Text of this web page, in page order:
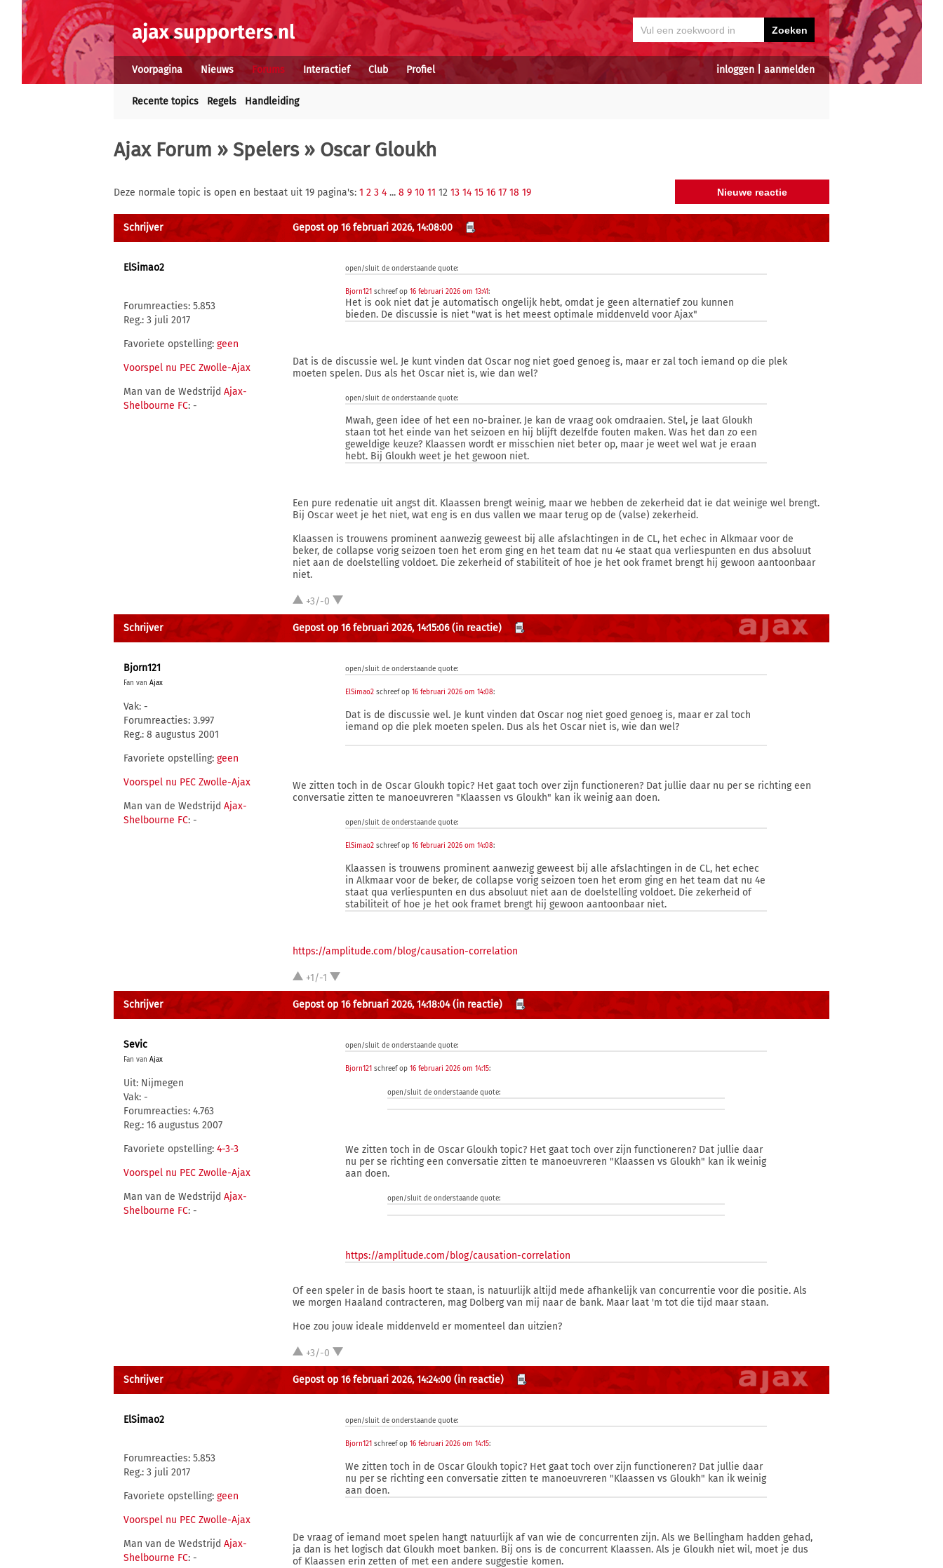
inloggen aanmelden
Voorpagina Nieuws Forums Interactief Club Profiel
Recente topics Regels Handleiding
Ajax Forum » Spelers» Oscar Gloukh
Deze normale topic is open en bestaat uit 19 pagina's: 1 2 3 4 ... 8 9 10 11 12 13 14 15 16 17 18 19
Schrijver Gepost op 16 februari 2026, 14:08:00
ElSimao2
Forumreacties: 5.853
Reg.: 3 juli 2017
Favoriete opstelling: geen
Voorspel nu PEC Zwolle-Ajax
Man van de Wedstrijd Ajax-
Shelbourne FC: -
open/sluit de onderstaande quote:
Bjorn121 schreef op16 februari 2026 om 13:41:
Het is ook niet dat je automatisch ongelijk hebt, omdat je geen alternatief zou kunnen
bieden. De discussie is niet "wat is het meest optimale middenveld voor Ajax"
Dat is de discussie wel. Je kunt vinden dat Oscar nog niet goed genoeg is, maar er zal toch iemand op die plek
moeten spelen. Dus als het Oscar niet is, wie dan wel?
open/sluit de onderstaande quote:
Mwah, geen idee of het een no-brainer. Je kan de vraag ook omdraaien. Stel, je laat Gloukh
staan tot het einde van het seizoen en hij blijft dezelfde fouten maken. Was het dan zo een
geweldige keuze? Klaassen wordt er misschien niet beter op, maar je weet wel wat je eraan
hebt. Bij Gloukh weet je het gewoon niet.
Een pure redenatie uit angst dit. Klaassen brengt weinig, maar we hebben de zekerheid dat ie dat weinige wel brengt.
Bij Oscar weet je het niet, wat eng is en dus vallen we maar terug op de (valse) zekerheid.
Klaassen is trouwens prominent aanwezig geweest bij alle afslachtingen in de CL, het echec in Alkmaar voor de
beker, de collapse vorig seizoen toen het erom ging en het team dat nu 4e staat qua verliespunten en dus absoluut
niet aan de doelstelling voldoet. Die zekerheid of stabiliteit of hoe je het ook framet brengt hij gewoon aantoonbaar
niet.
+3/-0
Schrijver Gepost op 16 februari 2026, 14:15:06 (in reactie)
Bjorn121
Fan van Ajax
Vak: -
Forumreacties: 3.997
Reg.: 8 augustus 2001
Favoriete opstelling: geen
Voorspel nu PEC Zwolle-Ajax
Man van de Wedstrijd Ajax-
Shelbourne FC: -
open/sluit de onderstaande quote:
ElSimao2 schreef op16 februari 2026 om 14:08:
Dat is de discussie wel. Je kunt vinden dat Oscar nog niet goed genoeg is, maar er zal toch
iemand op die plek moeten spelen. Dus als het Oscar niet is, wie dan wel?
We zitten toch in de Oscar Gloukh topic? Het gaat toch over zijn functioneren? Dat jullie daar nu per se richting een
conversatie zitten te manoeuvreren "Klaassen vs Gloukh" kan ik weinig aan doen.
open/sluit de onderstaande quote:
ElSimao2 schreef op16 februari 2026 om 14:08:
Klaassen is trouwens prominent aanwezig geweest bij alle afslachtingen in de CL, het echec
in Alkmaar voor de beker, de collapse vorig seizoen toen het erom ging en het team dat nu 4e
staat qua verliespunten en dus absoluut niet aan de doelstelling voldoet. Die zekerheid of
stabiliteit of hoe je het ook framet brengt hij gewoon aantoonbaar niet.
https://amplitude.com/blog/causation-correlation
+1/-1
Schrijver Gepost op 16 februari 2026, 14:18:04 (in reactie)
Sevic
Fan van Ajax
Uit: Nijmegen
Vak: -
Forumreacties: 4.763
Reg.: 16 augustus 2007
Favoriete opstelling: 4-3-3
Voorspel nu PEC Zwolle-Ajax
Man van de Wedstrijd Ajax-
Shelbourne FC: -
open/sluit de onderstaande quote:
Bjorn121 schreef op16 februari 2026 om 14:15:
open/sluit de onderstaande quote:
We zitten toch in de Oscar Gloukh topic? Het gaat toch over zijn functioneren? Dat jullie daar
nu per se richting een conversatie zitten te manoeuvreren "Klaassen vs Gloukh" kan ik weinig
aan doen.
open/sluit de onderstaande quote:
https://amplitude.com/blog/causation-correlation
Of een speler in de basis hoort te staan, is natuurlijk altijd mede afhankelijk van concurrentie voor die positie. Als
we morgen Haaland contracteren, mag Dolberg van mij naar de bank. Maar laat 'm tot die tijd maar staan.
Hoe zou jouw ideale middenveld er momenteel dan uitzien?
+3/-0
Schrijver Gepost op 16 februari 2026, 14:24:00 (in reactie)
ElSimao2
Forumreacties: 5.853
Reg.: 3 juli 2017
Favoriete opstelling: geen
Voorspel nu PEC Zwolle-Ajax
Man van de Wedstrijd Ajax-
Shelbourne FC: -
open/sluit de onderstaande quote:
Bjorn121 schreef op16 februari 2026 om 14:15:
We zitten toch in de Oscar Gloukh topic? Het gaat toch over zijn functioneren? Dat jullie daar
nu per se richting een conversatie zitten te manoeuvreren "Klaassen vs Gloukh" kan ik weinig
aan doen.
De vraag of iemand moet spelen hangt natuurlijk af van wie de concurrenten zijn. Als we Bellingham hadden gehad,
ja dan is het logisch dat Gloukh moet banken. Bij ons is de concurrent Klaassen. Als je Gloukh niet wil, moet je dus
of Klaassen erin zetten of met een andere suggestie komen.